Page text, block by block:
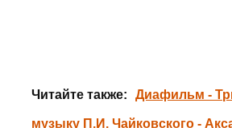
Читайте также: Диафильм -
музыку П.И. Чайковского -